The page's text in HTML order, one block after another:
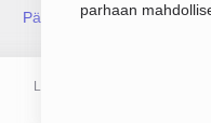
parhaan
Päättäjätiedot
Lähde: YTJ, PRH, Traficom